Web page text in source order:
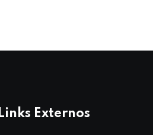
Links Externos